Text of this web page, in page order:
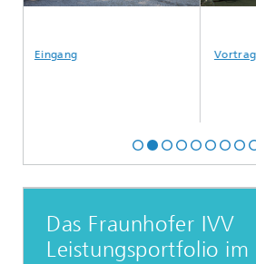
Eingang
Das Fraunhofer IVV
Leistungsportfolio im